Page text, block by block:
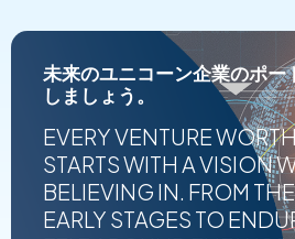
未来のユニコーン企業のポー
しましょう。
EVERY VENTURE
STARTS WITH A VISION
BELIEVING IN. FROM
EARLY STAGES TO